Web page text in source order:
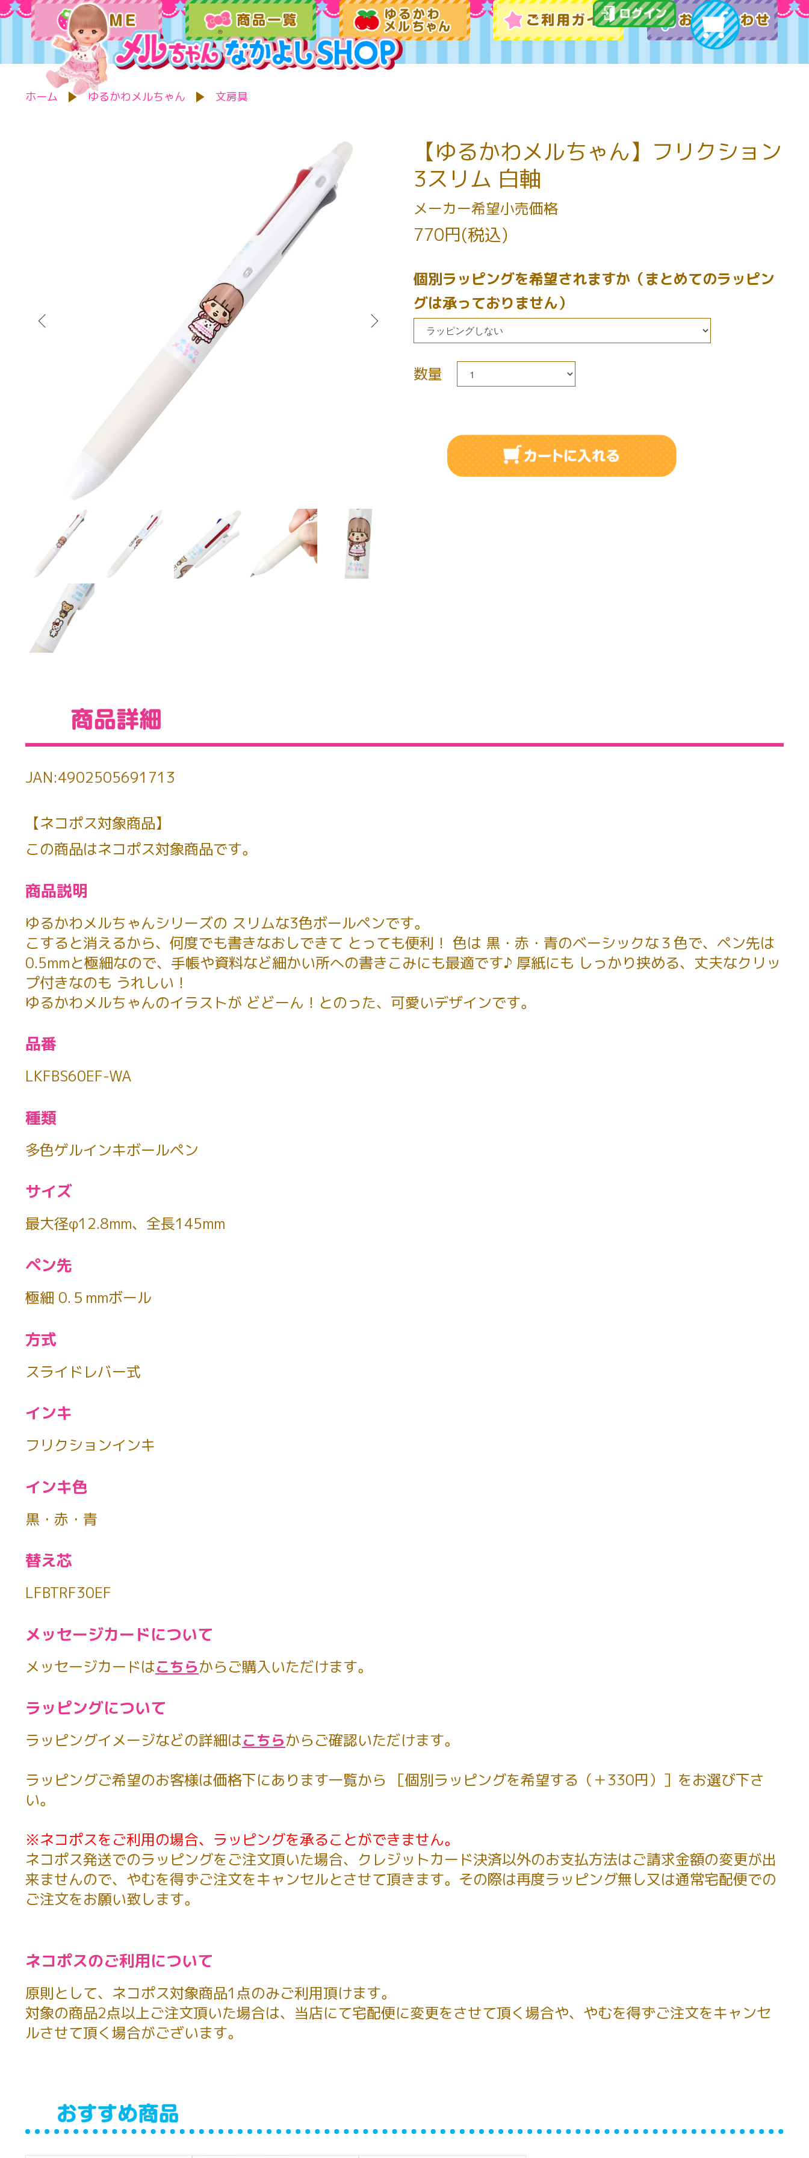
ホーム ゆるかわメルちゃん 文房具
【ゆるかわメルちゃん】フリクション
3スリム 白軸
メーカー希望小売価格
770円(税込)
個別ラッピングを希望されますか（まとめてのラッピン
グは承っておりません）
数量
JAN:4902505691713
【ネコポス対象商品】
この商品はネコポス対象商品です。
商品説明
ゆるかわメルちゃんシリーズの スリムな3色ボールペンです。
こすると消えるから、何度でも書きなおしできて とっても便利！ 色は 黒・赤・青のベーシックな３色で、ペン先は
0.5mmと極細なので、手帳や資料など細かい所への書きこみにも最適です♪ 厚紙にも しっかり挟める、丈夫なクリッ
プ付きなのも うれしい！
ゆるかわメルちゃんのイラストが どどーん！とのった、可愛いデザインです。
品番
LKFBS60EF-WA
種類
多色ゲルインキボールペン
サイズ
最大径φ12.8mm、全長145mm
ペン先
極細 0.５mmボール
方式
スライドレバー式
インキ
フリクションインキ
インキ色
黒・赤・青
替え芯
LFBTRF30EF
メッセージカードについて
メッセージカードはこちらからご購入いただけます。
ラッピングについて
ラッピングイメージなどの詳細はこちらからご確認いただけます。
ラッピングご希望のお客様は価格下にあります一覧から ［個別ラッピングを希望する（＋330円）］をお選び下さ
い。
※ネコポスをご利用の場合、ラッピングを承ることができません。
ネコポス発送でのラッピングをご注文頂いた場合、クレジットカード決済以外のお支払方法はご請求金額の変更が出
来ませんので、やむを得ずご注文をキャンセルとさせて頂きます。その際は再度ラッピング無し又は通常宅配便での
ご注文をお願い致します。
ネコポスのご利用について
原則として、ネコポス対象商品1点のみご利用頂けます。
対象の商品2点以上ご注文頂いた場合は、当店にて宅配便に変更をさせて頂く場合や、やむを得ずご注文をキャンセ
ルさせて頂く場合がございます。